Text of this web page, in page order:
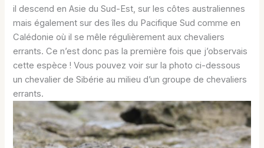
il descend en Asie du Sud-Est, sur les côtes australiennes
mais également sur des îles du Pacifique Sud comme en
Calédonie où il se mêle régulièrement aux chevaliers
errants. Ce n’est donc pas la première fois que j’observais
cette espèce ! Vous pouvez voir sur la photo ci-dessous
un chevalier de Sibérie au milieu d’un groupe de chevaliers
errants.